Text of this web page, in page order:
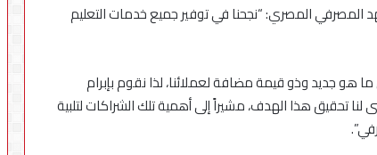
المصرفي المصري: “نجحنا في توفير جميع خدمات التعليم
جديد وذو قيمة مضافة لعملائنا، لذا نقوم بإبرام
تحقيق هذا الهدف، مشيراً إلى أهمية تلك الشراكات لتلبية